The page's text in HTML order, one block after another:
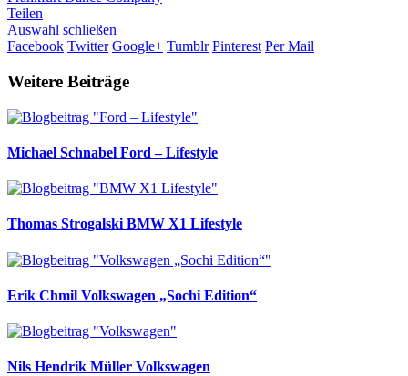
Teilen
Auswahl schließen
Facebook Twitter Google+ Tumblr Pinterest Per Mail
Weitere Beiträge
Michael Schnabel Ford – Lifestyle
Thomas Strogalski BMW X1 Lifestyle
Erik Chmil Volkswagen „Sochi Edition“
Nils Hendrik Müller Volkswagen